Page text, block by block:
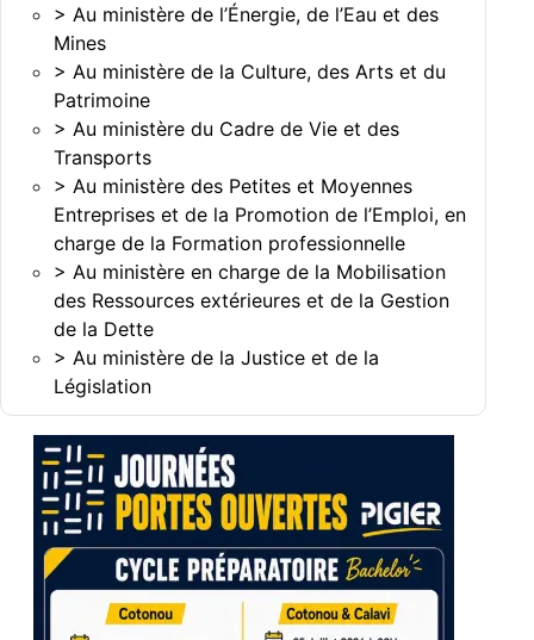
> Au ministère de l’Énergie, de l’Eau et des
Mines
> Au ministère de la Culture, des Arts et du
Patrimoine
> Au ministère du Cadre de Vie et des
Transports
> Au ministère des Petites et Moyennes
Entreprises et de la Promotion de l’Emploi, en
charge de la Formation professionnelle
> Au ministère en charge de la Mobilisation
des Ressources extérieures et de la Gestion
de la Dette
> Au ministère de la Justice et de la
Législation